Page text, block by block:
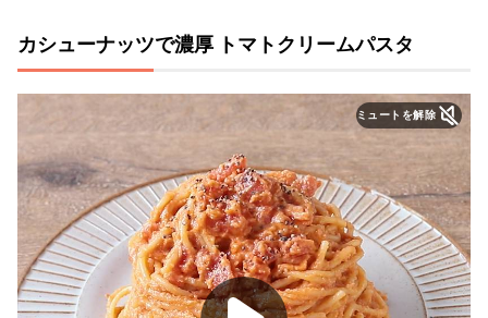
カシューナッツで濃厚 トマトクリームパスタ
ミュートを解除